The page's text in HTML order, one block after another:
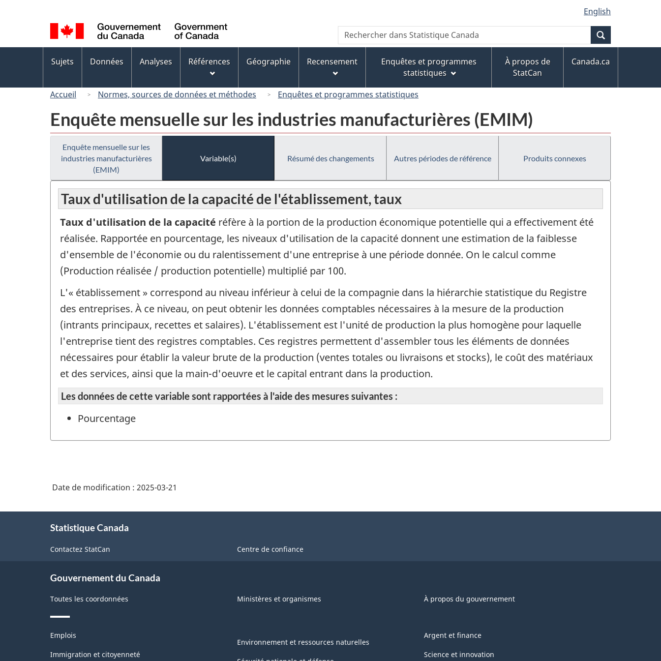
au
contenu
principal
« À
propos
de
ce
version
HTML
simplifiée
de
la
langue
English
Canada
Recherche
Rechercher
dans
Canada
des
Sujets Données Analyses Références Géographie Recensement
Enquêtes et programmes
statistiques
À propos de
StatCan
Canada.ca
Accueil Normes, sources de données et méthodes Enquêtes et programmes statistiques
Enquête mensuelle sur les industries manufacturières (EMIM)
Enquête mensuelle sur les
industries manufacturières
(EMIM)
Variable(s) Résumé des changements Autres périodes de référence Produits connexes
Taux d'utilisation de la capacité de l'établissement, taux
Taux d'utilisation de la capacité réfère à la portion de la production économique potentielle qui a effectivement été
réalisée. Rapportée en pourcentage, les niveaux d'utilisation de la capacité donnent une estimation de la faiblesse
d'ensemble de l'économie ou du ralentissement d'une entreprise à une période donnée. On le calcul comme
(Production réalisée / production potentielle) multiplié par 100.
L'« établissement » correspond au niveau inférieur à celui de la compagnie dans la hiérarchie statistique du Registre
des entreprises. À ce niveau, on peut obtenir les données comptables nécessaires à la mesure de la production
(intrants principaux, recettes et salaires). L'établissement est l'unité de production la plus homogène pour laquelle
l'entreprise tient des registres comptables. Ces registres permettent d'assembler tous les éléments de données
nécessaires pour établir la valeur brute de la production (ventes totales ou livraisons et stocks), le coût des matériaux
et des services, ainsi que la main-d'oeuvre et le capital entrant dans la production.
Les données de cette variable sont rapportées à l'aide des mesures suivantes :
Pourcentage
Date de modification : 2025-03-21
Statistique Canada
Contactez StatCan Centre de confiance
Gouvernement du Canada
Toutes les coordonnées Ministères et organismes À propos du gouvernement
Thèmes
sujets
Emplois
Immigration et citoyenneté
Environnement et ressources naturelles
Argent et finance
Science et innovation